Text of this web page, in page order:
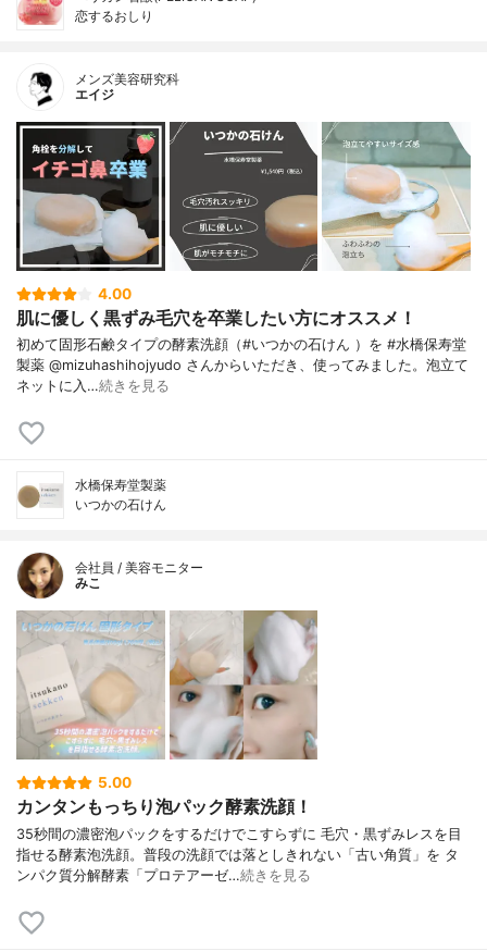
恋するおしり
メンズ美容研究科
エイジ
4.00
肌に優しく黒ずみ毛穴を卒業したい方にオススメ！
初めて固形石鹸タイプの酵素洗顔（#いつかの石けん ）を #水橋保寿堂
製薬 @mizuhashihojyudo さんからいただき、使ってみました。泡立て
ネットに入…続きを見る
水橋保寿堂製薬
いつかの石けん
会社員 / 美容モニター
みこ
5.00
カンタンもっちり泡パック酵素洗顔！
35秒間の濃密泡パックをするだけでこすらずに 毛穴・黒ずみレスを目
指せる酵素泡洗顔。普段の洗顔では落としきれない「古い角質」を タ
ンパク質分解酵素「プロテアーゼ…続きを見る